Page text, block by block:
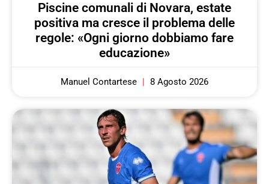
Piscine comunali di Novara, estate
positiva ma cresce il problema delle
regole: «Ogni giorno dobbiamo fare
educazione»
Manuel Contartese 8 Agosto 2026